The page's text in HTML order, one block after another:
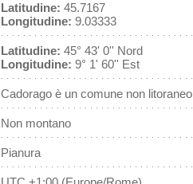
Latitudine: 45.7167
Longitudine: 9.03333
Latitudine: 45° 43' 0'' Nord
Longitudine: 9° 1' 60'' Est
Cadorago è un comune non litoraneo
Non montano
Pianura